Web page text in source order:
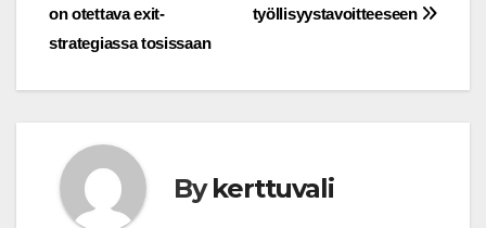
työllisyystavoitteeseen
on otettava exit-
strategiassa tosissaan
Bykerttuvali